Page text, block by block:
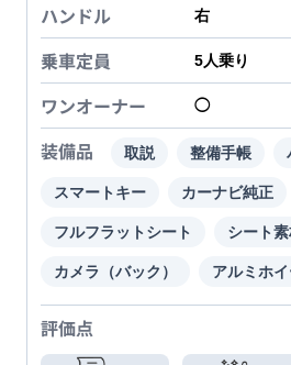
ハンドル 右
乗車定員 5人乗り
ワンオーナー ◯
装備品 取説 整備手帳
スマートキー カーナビ純正
フルフラットシート シート
カメラ（バック） アルミホ
評価点